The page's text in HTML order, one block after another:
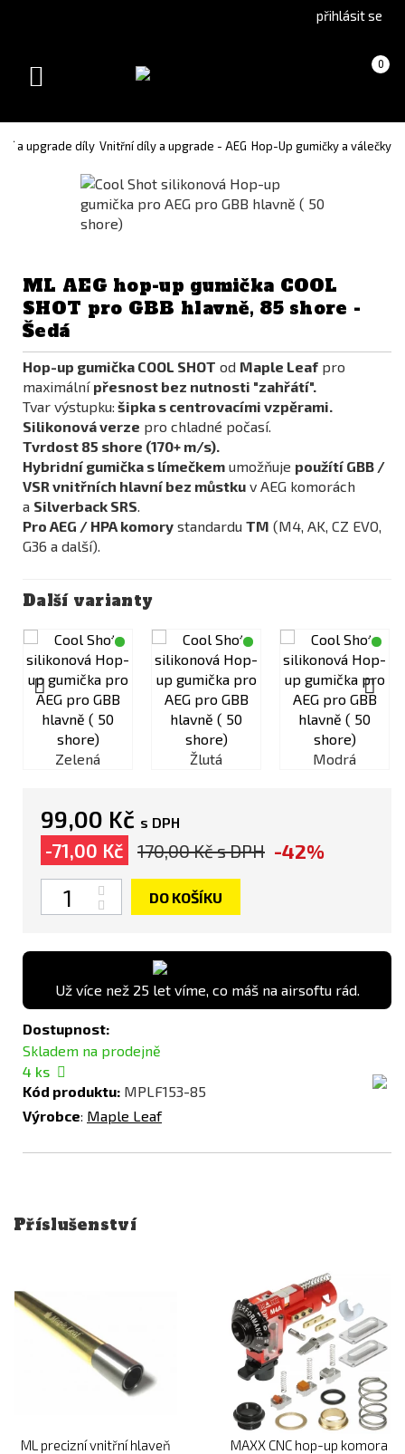
version(Slovak)
přihlásit se
Košík 0
(prázdný)
Toggle
a upgrade díly Vnitřní díly a upgrade - AEG Hop-Up gumičky a válečky
ML AEG hop-up gumička COOL
SHOT pro GBB hlavně, 85 shore -
Šedá
Hop-up gumička COOL SHOT od Maple Leaf pro
maximální přesnost bez nutnosti "zahřátí".
Tvar výstupku: šipka s centrovacími vzpěrami.
Silikonová verze pro chladné počasí.
Tvrdost 85 shore (170+ m/s).
Hybridní gumička s límečkem umožňuje použítí GBB /
VSR vnitřních hlavní bez můstku v AEG komorách
a Silverback SRS.
Pro AEG / HPA komory standardu TM (M4, AK, CZ EVO,
G36 a další).
Další varianty
Zelená Žlutá Modrá
99,00 Kč s DPH
-71,00 Kč 170,00 Kčs DPH -42%
Počet
DO KOŠÍKU
Už více než 25 let víme, co máš na airsoftu rád.
Dostupnost:
Skladem na prodejně
4 ks
Kód produktu: MPLF153-85
Výrobce: Maple Leaf
Příslušenství
ML precizní vnitřní hlaveň
MAXX CNC hop-up komora